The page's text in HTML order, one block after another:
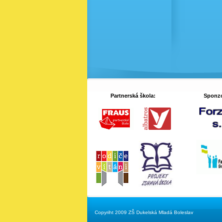
Partnerská škola:
Copyriht 2009 ZŠ Dukelská Mladá Boleslav